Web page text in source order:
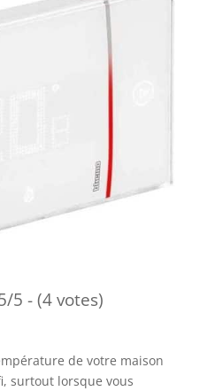
5 - (4 votes)
de votre maison
surtout lorsque vous